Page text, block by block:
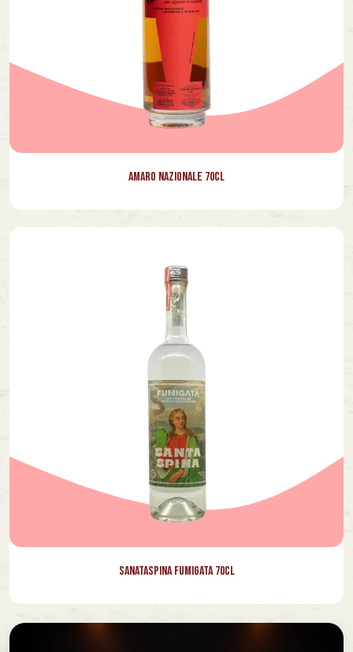
Amaro Nazionale 70cl
Sanataspina Fumigata 70cl